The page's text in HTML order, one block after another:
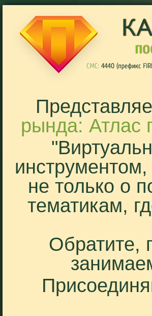
рында: Атлас
не только о
тематикам,
Обратите,